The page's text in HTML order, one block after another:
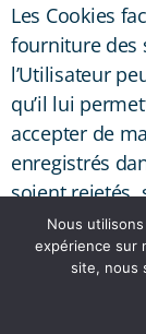
Les Cookies
fourniture des
l’Utilisateur
qu’il lui
accepter de
enregistrés
soient rejetés,
leur
configurer
ce que
soient
Nous
expérience sur
site, nous